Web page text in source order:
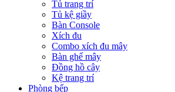
Tủ trang trí
Tủ kệ giầy
Bàn Console
Xích đu
Combo xích đu mây
Bàn ghế mây
Đồng hồ cây
Kệ trang trí
Phòng bếp